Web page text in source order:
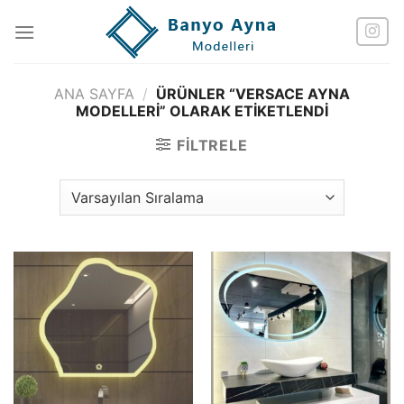
atla
ANA SAYFA / ÜRÜNLER “VERSACE AYNA
MODELLERI” OLARAK ETIKETLENDI
FILTRELE